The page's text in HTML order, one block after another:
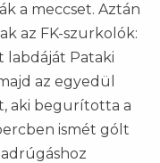
a meccset. Aztán
az FK-szurkolók:
labdáját Pataki
az egyedül
aki begurította a
ismét gólt